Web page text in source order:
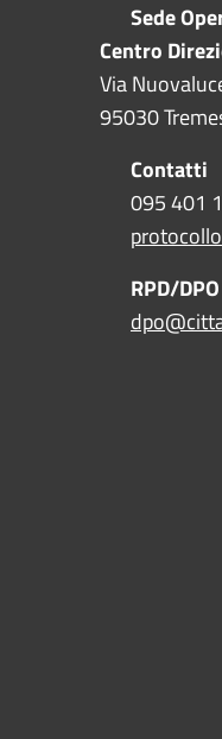
Sede
Centro
Via
95030
Contatti
095 401
RPD/DPO